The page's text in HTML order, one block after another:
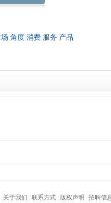
角度 消费 服务 产品
关于我们 联系方式 版权声明 招聘信